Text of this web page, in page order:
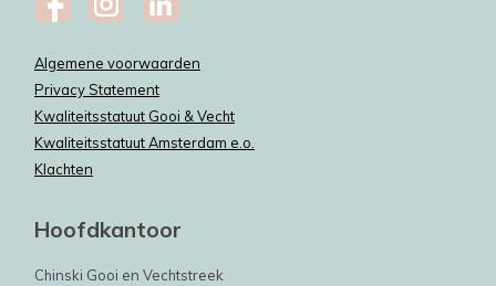
Algemene voorwaarden
Privacy Statement
Kwaliteitsstatuut Gooi & Vecht
Kwaliteitsstatuut Amsterdam e.o.
Klachten
Hoofdkantoor
Chinski Gooi en Vechtstreek